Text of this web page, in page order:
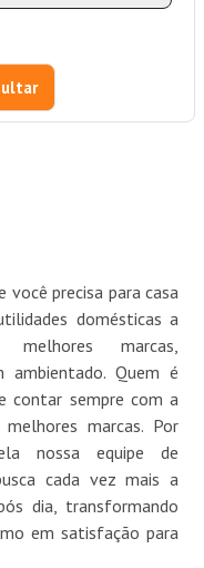
precisa para casa
domésticas a
melhores marcas,
ambientado. Quem é
contar sempre com a
marcas. Por
nossa equipe de
cada vez mais a
dia, transformando
em satisfação para